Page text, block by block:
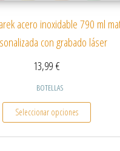
acero inoxidable 790 ml
con grabado láser
13,99€
BOTELLAS
Seleccionar opciones
Este